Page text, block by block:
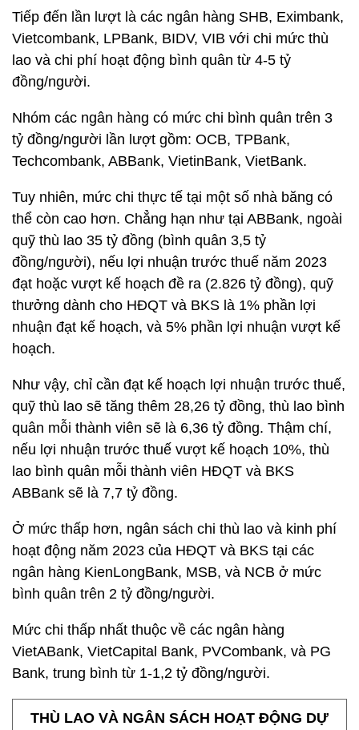
Tiếp đến lần lượt là các ngân hàng SHB, Eximbank,
Vietcombank, LPBank, BIDV, VIB với chi mức thù
lao và chi phí hoạt động bình quân từ 4-5 tỷ
đồng/người.
Nhóm các ngân hàng có mức chi bình quân trên 3
tỷ đồng/người lần lượt gồm: OCB, TPBank,
Techcombank, ABBank, VietinBank, VietBank.
Tuy nhiên, mức chi thực tế tại một số nhà băng có
thể còn cao hơn. Chẳng hạn như tại ABBank, ngoài
quỹ thù lao 35 tỷ đồng (bình quân 3,5 tỷ
đồng/người), nếu lợi nhuận trước thuế năm 2023
đạt hoặc vượt kế hoạch đề ra (2.826 tỷ đồng), quỹ
thưởng dành cho HĐQT và BKS là 1% phần lợi
nhuận đạt kế hoạch, và 5% phần lợi nhuận vượt kế
hoạch.
Như vậy, chỉ cần đạt kế hoạch lợi nhuận trước thuế,
quỹ thù lao sẽ tăng thêm 28,26 tỷ đồng, thù lao bình
quân mỗi thành viên sẽ là 6,36 tỷ đồng. Thậm chí,
nếu lợi nhuận trước thuế vượt kế hoạch 10%, thù
lao bình quân mỗi thành viên HĐQT và BKS
ABBank sẽ là 7,7 tỷ đồng.
Ở mức thấp hơn, ngân sách chi thù lao và kinh phí
hoạt động năm 2023 của HĐQT và BKS tại các
ngân hàng KienLongBank, MSB, và NCB ở mức
bình quân trên 2 tỷ đồng/người.
Mức chi thấp nhất thuộc về các ngân hàng
VietABank, VietCapital Bank, PVCombank, và PG
Bank, trung bình từ 1-1,2 tỷ đồng/người.
THÙ LAO VÀ NGÂN SÁCH HOẠT ĐỘNG DỰ